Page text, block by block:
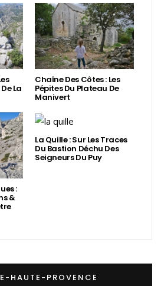
La
Chaîne Des Côtes : Les
Pépites Du Plateau De
Manivert
:
&
La Quille : Sur Les Traces
Du Bastion Déchu Des
Seigneurs Du Puy
HAUTE-PROVENCE